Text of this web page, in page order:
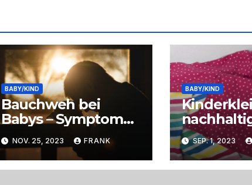
BABY/KIND
Bauchweh bei
Babys – Symptome,
Ursachen und
Linderung
NOV. 25, 2023 FRANK
BABY/KIND
um
zu
SEP. 1, 2023